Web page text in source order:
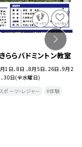
じめてヨガ＆ストレッ
～9月）
、9日、16日、23日、30日、8
（